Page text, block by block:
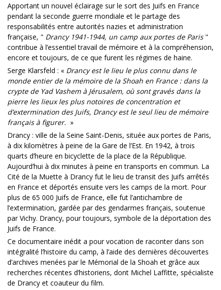
Apportant un nouvel éclairage sur le sort des Juifs en France
pendant la seconde guerre mondiale et le partage des
responsabilités entre autorités nazies et administration
française, " Drancy 1941-1944, un camp aux portes de Paris"
contribue à l’essentiel travail de mémoire et à la compréhension,
encore et toujours, de ce que furent les régimes de haine.
Serge Klarsfeld : « Drancy est le lieu le plus connu dans le
monde entier de la mémoire de la Shoah en France : dans la
crypte de Yad Vashem à Jérusalem, où sont gravés dans la
pierre les lieux les plus notoires de concentration et
d’extermination des Juifs, Drancy est le seul lieu de mémoire
français à figurer. »
Drancy : ville de la Seine Saint-Denis, située aux portes de Paris,
à dix kilomètres à peine de la Gare de l’Est. En 1942, à trois
quarts d’heure en bicyclette de la place de la République.
Aujourd’hui à dix minutes à peine en transports en commun. La
Cité de la Muette à Drancy fut le lieu de transit des Juifs arrêtés
en France et déportés ensuite vers les camps de la mort. Pour
plus de 65 000 Juifs de France, elle fut l’antichambre de
l’extermination, gardée par des gendarmes français, soutenue
par Vichy. Drancy, pour toujours, symbole de la déportation des
Juifs de France.
Ce documentaire inédit a pour vocation de raconter dans son
intégralité l’histoire du camp, à l’aide des dernières découvertes
d’archives menées par le Mémorial de la Shoah et grâce aux
recherches récentes d’historiens, dont Michel Laffitte, spécialiste
de Drancy et coauteur du film.